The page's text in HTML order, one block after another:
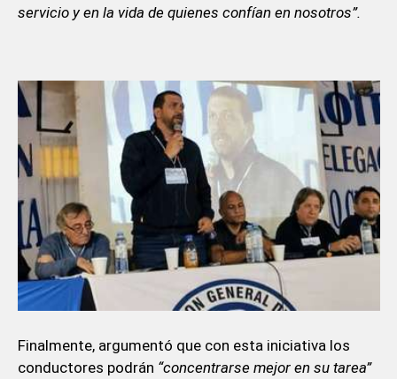
servicio y en la vida de quienes confían en nosotros”.
Finalmente, argumentó que con esta iniciativa los
conductores podrán “concentrarse mejor en su tarea”